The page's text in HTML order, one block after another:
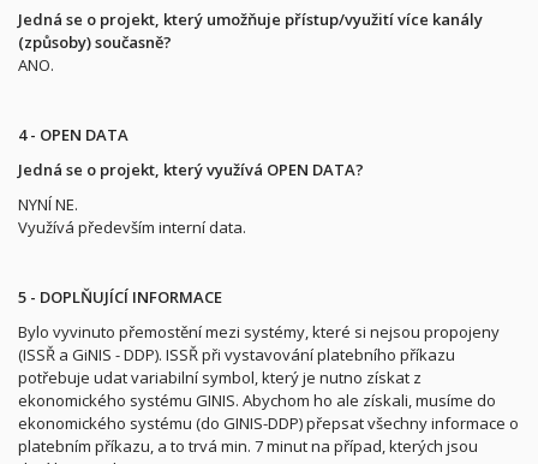
Jedná se o projekt, který umožňuje přístup/využití více kanály
(způsoby) současně?
ANO.
4 - OPEN DATA
Jedná se o projekt, kterývyužívá OPEN DATA?
NYNÍ NE.
Využívá především interní data.
5 - DOPLŇUJÍCÍ INFORMACE
Bylo vyvinuto přemostění mezi systémy, které si nejsou propojeny
(ISSŘ a GiNIS - DDP). ISSŘ při vystavování platebního příkazu
potřebuje udat variabilní symbol, který je nutno získat z
ekonomického systému GINIS. Abychom ho ale získali, musíme do
ekonomického systému (do GINIS-DDP) přepsat všechny informace o
platebním příkazu, a to trvá min. 7 minut na případ, kterých jsou